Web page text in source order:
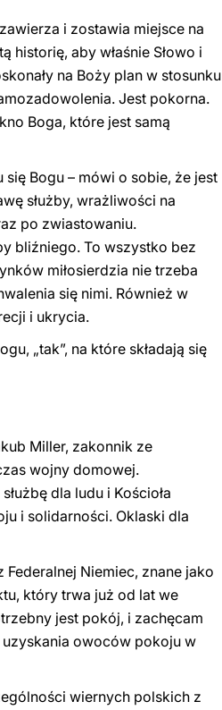
i zostawia miejsce na
historię, aby właśnie Słowo i
na Boży plan w stosunku
Jest pokorna.
Boga, które jest samą
Bogu – mówi o sobie, że jest
służby, wrażliwości na
po zwiastowaniu.
bliźniego. To wszystko bez
miłosierdzia nie trzeba
się nimi. Również w
i ukrycia.
„tak”, na które składają się
Miller, zakonnik ze
wojny domowej.
dla ludu i Kościoła
i solidarności. Oklaski dla
Niemiec, znane jako
który trwa już od lat we
jest pokój, i zachęcam
owoców pokoju w
wiernych polskich z